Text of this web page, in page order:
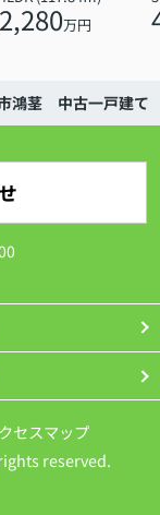
2,280万円
鴻茎 中古一戸建て
セスマップ
reserved.